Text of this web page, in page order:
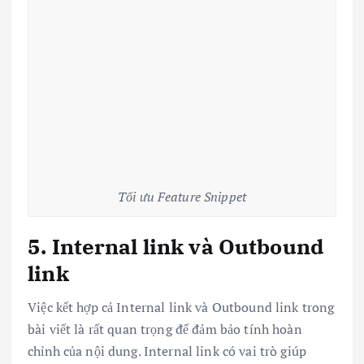
Tối ưu Feature Snippet
5. Internal link và Outbound
link
Việc kết hợp cả Internal link và Outbound link trong
bài viết là rất quan trọng để đảm bảo tính hoàn
chỉnh của nội dung. Internal link có vai trò giúp